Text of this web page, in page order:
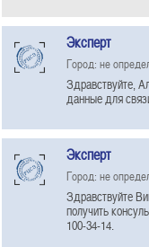
Эксперт
Город: не
Здравствуйте,
данные для
Эксперт
Город: не
Здравствуйте
получить
100-34-14.